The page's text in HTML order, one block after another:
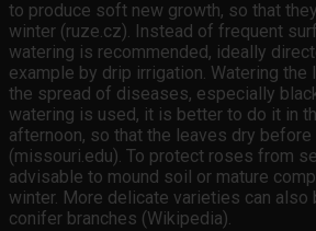
to produce soft new growth, so that
winter (ruze.cz). Instead of frequent
watering is recommended, ideally
example by drip irrigation. Watering the
the spread of diseases, especially
watering is used, it is better to do it in
afternoon, so that the leaves dry before
(missouri.edu). To protect roses from
advisable to mound soil or mature
winter. More delicate varieties can also
conifer branches (Wikipedia).